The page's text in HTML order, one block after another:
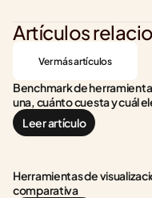
Artículos
Ver más artículos
Benchmark de
una, cuánto cuesta y cuál
Leer artículo
Herramientas de
comparativa